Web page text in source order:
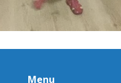
Menu